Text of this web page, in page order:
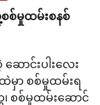
စ်မှုထမ်းစနစ်
ောင်းပါးလေး
မှာ စစ်မှုထမ်းရ
စစ်မှုထမ်းဆောင်